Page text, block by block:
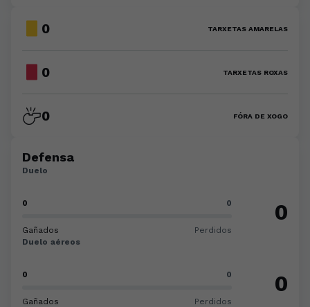
0 TARXETAS AMARELAS
0 TARXETAS ROXAS
0 FÓRA DE XOGO
Defensa
Duelo
0 0
Gañados Perdidos
0
Duelo aéreos
0 0
Gañados Perdidos
0